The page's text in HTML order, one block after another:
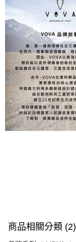
商品相關分類 (2)